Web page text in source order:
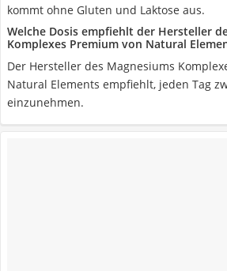
kommt ohne Gluten und Laktose aus.
Welche Dosis empfiehlt der Hersteller
Komplexes Premium von Natural
Der Hersteller des Magnesiums
Natural Elements empfiehlt, jeden Tag
einzunehmen.